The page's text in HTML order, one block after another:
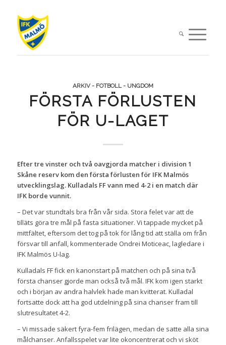
ARKIV - FOTBOLL - UNGDOM
FÖRSTA FÖRLUSTEN
FÖR U-LAGET
Efter tre vinster och två oavgjorda matcher i division 1
Skåne reserv kom den första förlusten för IFK Malmös
utvecklingslag. Kulladals FF vann med 4-2 i en match där
IFK borde vunnit.
– Det var stundtals bra från vår sida. Stora felet var att de
tilläts göra tre mål på fasta situationer. Vi tappade mycket på
mittfältet, eftersom det tog på tok för lång tid att ställa om från
försvar till anfall, kommenterade Ondrei Moticeac, lagledare i
IFK Malmös U-lag.
Kulladals FF fick en kanonstart på matchen och på sina två
första chanser gjorde man också två mål. IFK kom igen starkt
och i början av andra halvlek hade man kvitterat. Kulladal
fortsatte dock att ha god utdelning på sina chanser fram till
slutresultatet 4-2.
– Vi missade säkert fyra-fem frilägen, medan de satte alla sina
målchanser. Anfallsspelet var lite okoncentrerat och vi sköt